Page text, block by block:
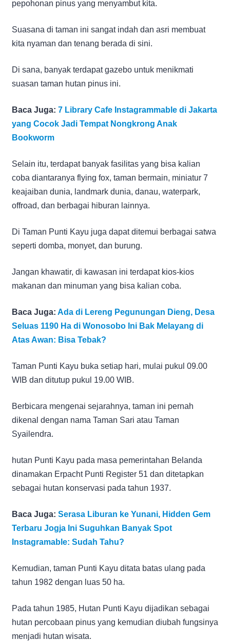
pepohonan pinus yang menyambut kita.
Suasana di taman ini sangat indah dan asri membuat
kita nyaman dan tenang berada di sini.
Di sana, banyak terdapat gazebo untuk menikmati
suasan taman hutan pinus ini.
Baca Juga: 7 Library Cafe Instagrammable di Jakarta
yang Cocok Jadi Tempat Nongkrong Anak
Bookworm
Selain itu, terdapat banyak fasilitas yang bisa kalian
coba diantaranya flying fox, taman bermain, miniatur 7
keajaiban dunia, landmark dunia, danau, waterpark,
offroad, dan berbagai hiburan lainnya.
Di Taman Punti Kayu juga dapat ditemui berbagai satwa
seperti domba, monyet, dan burung.
Jangan khawatir, di kawasan ini terdapat kios-kios
makanan dan minuman yang bisa kalian coba.
Baca Juga: Ada di Lereng Pegunungan Dieng, Desa
Seluas 1190 Ha di Wonosobo Ini Bak Melayang di
Atas Awan: Bisa Tebak?
Taman Punti Kayu buka setiap hari, mulai pukul 09.00
WIB dan ditutup pukul 19.00 WIB.
Berbicara mengenai sejarahnya, taman ini pernah
dikenal dengan nama Taman Sari atau Taman
Syailendra.
hutan Punti Kayu pada masa pemerintahan Belanda
dinamakan Erpacht Punti Register 51 dan ditetapkan
sebagai hutan konservasi pada tahun 1937.
Baca Juga: Serasa Liburan ke Yunani, Hidden Gem
Terbaru Jogja Ini Suguhkan Banyak Spot
Instagramable: Sudah Tahu?
Kemudian, taman Punti Kayu ditata batas ulang pada
tahun 1982 dengan luas 50 ha.
Pada tahun 1985, Hutan Punti Kayu dijadikan sebagai
hutan percobaan pinus yang kemudian diubah fungsinya
menjadi hutan wisata.